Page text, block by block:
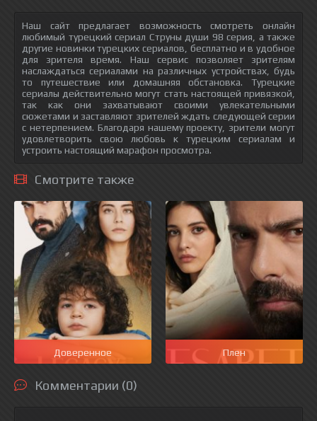
Наш сайт предлагает возможность смотреть онлайн
любимый турецкий сериал Струны души 98 серия, а также
другие новинки турецких сериалов, бесплатно и в удобное
для зрителя время. Наш сервис позволяет зрителям
наслаждаться сериалами на различных устройствах, будь
то путешествие или домашняя обстановка. Турецкие
сериалы действительно могут стать настоящей привязкой,
так как они захватывают своими увлекательными
сюжетами и заставляют зрителей ждать следующей серии
с нетерпением. Благодаря нашему проекту, зрители могут
удовлетворить свою любовь к турецким сериалам и
устроить настоящий марафон просмотра.
Смотрите также
Доверенное Плен
Комментарии (0)